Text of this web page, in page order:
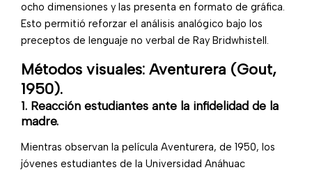
ocho dimensiones y las presenta en formato de gráfica.
Esto permitió reforzar el análisis analógico bajo los
preceptos de lenguaje no verbal de Ray Bridwhistell.
Métodos visuales: Aventurera (Gout,
1950).
1. Reacción estudiantes ante la infidelidad de la
madre.
Mientras observan la película Aventurera, de 1950, los
jóvenes estudiantes de la Universidad Anáhuac